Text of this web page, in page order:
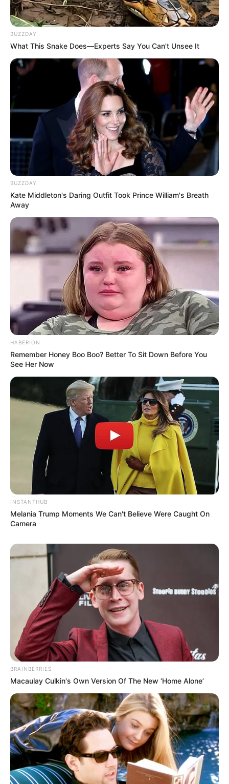
BUZZDAY
What This Snake Does—Experts Say You Can't Unsee It
BUZZDAY
Kate Middleton's Daring Outfit Took Prince William's Breath
Away
HABERION
Remember Honey Boo Boo? Better To Sit Down Before You
See Her Now
INSTANTHUB
Melania Trump Moments We Can't Believe Were Caught On
Camera
BRAINBERRIES
Macaulay Culkin's Own Version Of The New ‘Home Alone’